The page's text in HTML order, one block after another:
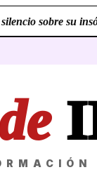
sobre su